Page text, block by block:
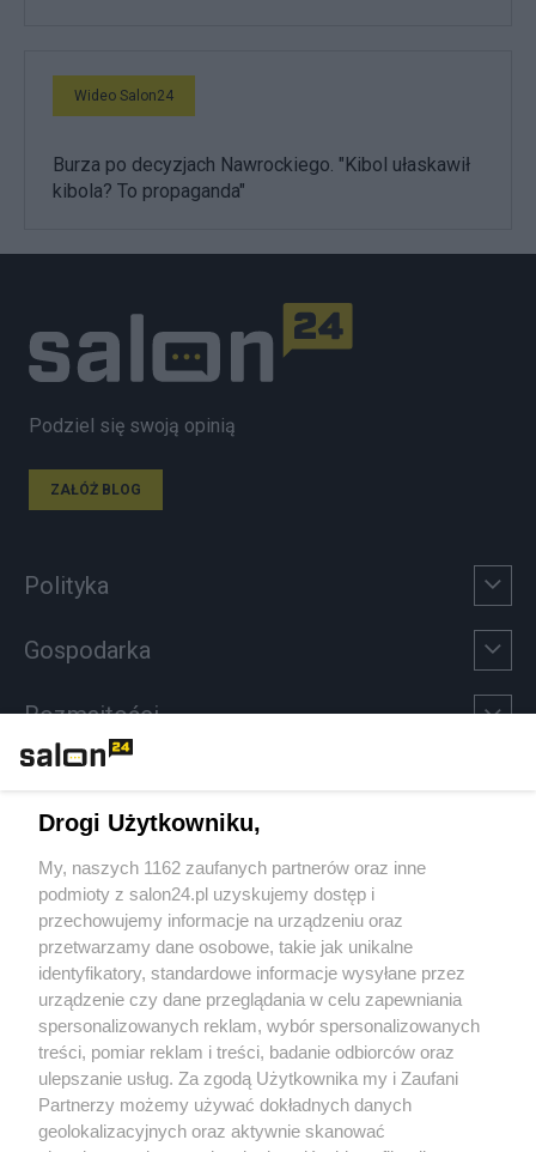
Wideo Salon24
Burza po decyzjach Nawrockiego. "Kibol ułaskawił
kibola? To propaganda"
Podziel się swoją opinią
ZAŁÓŻ BLOG
Polityka
Gospodarka
Rozmaitości
Sport
Społeczeństwo
Kultura
X Facebook Instagram Youtube
Drogi Użytkowniku,
My, naszych 1162 zaufanych partnerów oraz inne
podmioty z salon24.pl uzyskujemy dostęp i
przechowujemy informacje na urządzeniu oraz
przetwarzamy dane osobowe, takie jak unikalne
identyfikatory, standardowe informacje wysyłane przez
urządzenie czy dane przeglądania w celu zapewniania
spersonalizowanych reklam, wybór spersonalizowanych
treści, pomiar reklam i treści, badanie odbiorców oraz
ulepszanie usług. Za zgodą Użytkownika my i Zaufani
Partnerzy możemy używać dokładnych danych
geolokalizacyjnych oraz aktywnie skanować